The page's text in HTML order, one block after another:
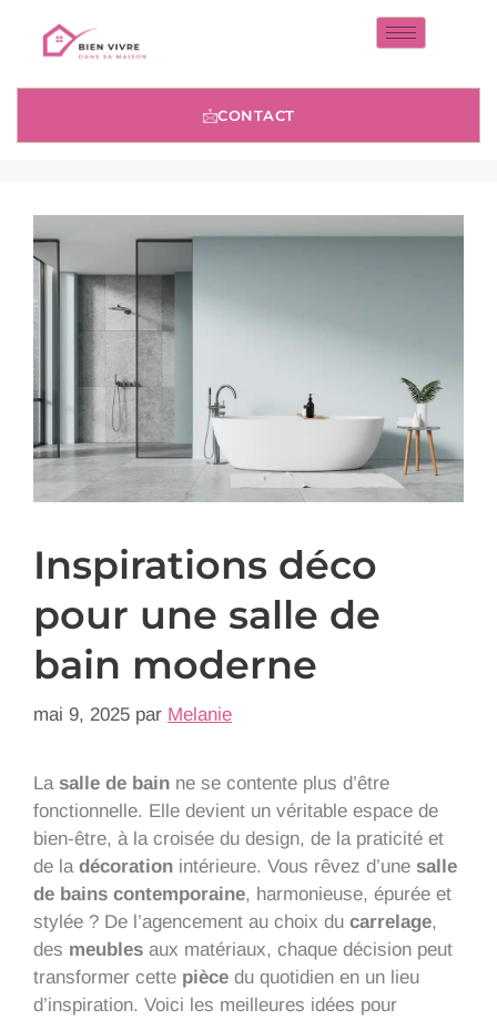
CONTACT
Inspirations déco
pour une salle de
bain moderne
mai 9, 2025 par Melanie
La salle de bain ne se contente plus d’être
fonctionnelle. Elle devient un véritable espace de
bien-être, à la croisée du design, de la praticité et
de la décoration intérieure. Vous rêvez d’une salle
de bains contemporaine, harmonieuse, épurée et
stylée ? De l’agencement au choix du carrelage,
des meubles aux matériaux, chaque décision peut
transformer cette pièce du quotidien en un lieu
d’inspiration. Voici les meilleures idées pour